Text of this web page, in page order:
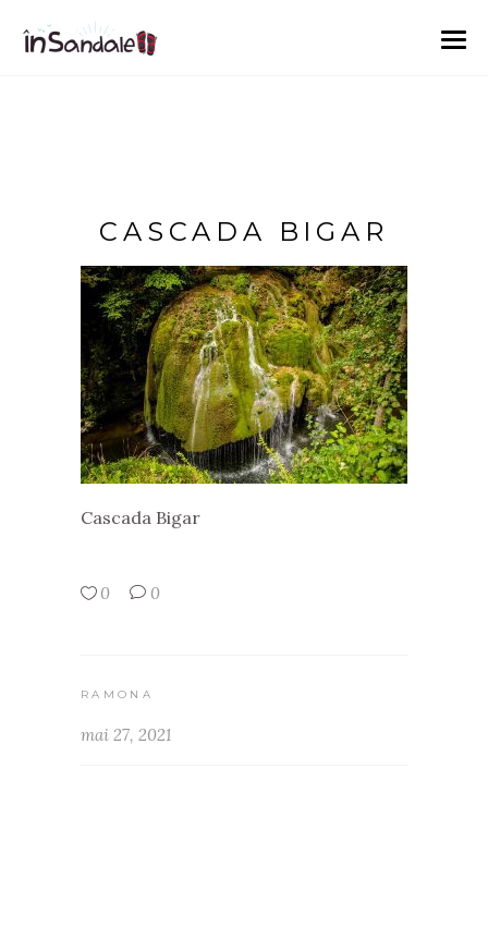
CASCADA BIGAR
Cascada Bigar
0 0
RAMONA
mai 27, 2021